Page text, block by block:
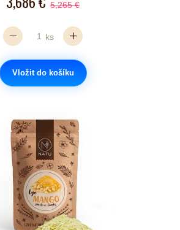
5,265 €
ks
Vložit do košíku